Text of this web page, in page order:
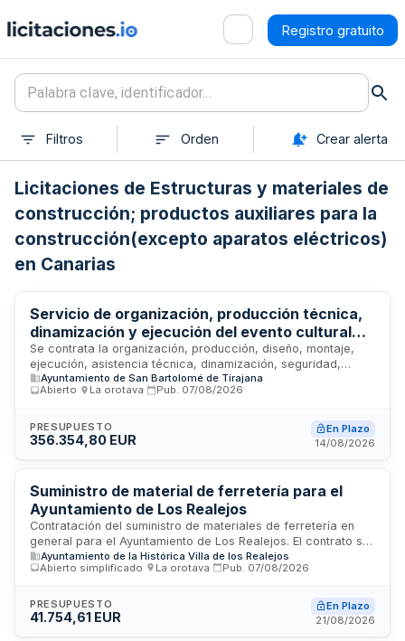
Registro gratuito
Filtros Orden Crear alerta
Licitaciones de Estructuras y materiales de
construcción; productos auxiliares para la
construcción(excepto aparatos eléctricos)
en Canarias
Servicio de organización, producción técnica,
dinamización y ejecución del evento cultural
juvenil Maspaterror 2026 del Ayuntamiento de
San Bartolomé de Tirajana
Se contrata la organización, producción, diseño, montaje,
ejecución, asistencia técnica, dinamización, seguridad,
prevención, infraestructuras auxiliares, atención al público,
catering y desmontaje del evento juvenil y cultural
Bartolomé de Tirajana licita este servicio mediante división
en seis lotes funcionales que abarcan producción técnica,
infraestructuras temporales y atención al público. La
prestación incluye cobertura integral de todas las zonas del
evento, equipamiento profesional, personal técnico
especializado y servicios complementarios necesarios para
el desarrollo correcto del evento.
Ayuntamiento de San Bartolomé de Tirajana
Abierto
La orotava Pub. 07/08/2026
PRESUPUESTO
356.354,80 EUR
En Plazo
14/08/2026
Suministro de material de ferretería para el
Ayuntamiento de Los Realejos
Contratación del suministro de materiales de ferretería en
general para el Ayuntamiento de Los Realejos. El contrato se
realiza mediante procedimiento abierto simplificado
abreviado con tramitación ordinaria y sin división en lotes. Se
sujeto a la Ley de Contratos del Sector Público. Las
prestaciones comprendidas están directamente vinculadas
Ayuntamiento de la Histórica Villa de los Realejos
Abierto simplificado
La orotava Pub. 07/08/2026
PRESUPUESTO
41.754,61 EUR
En Plazo
21/08/2026